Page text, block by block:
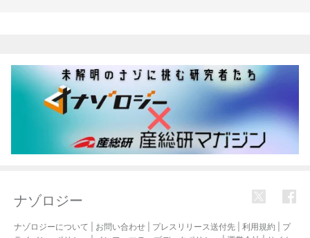
ナゾロジー
ナゾロジーについて お問い合わせ プレスリリース送付先 利用規約
プ